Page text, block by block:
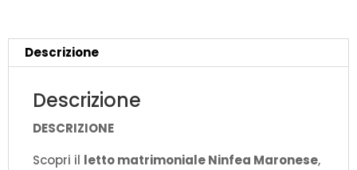
Descrizione
Descrizione
DESCRIZIONE
Scopri il letto matrimoniale Ninfea Maronese,